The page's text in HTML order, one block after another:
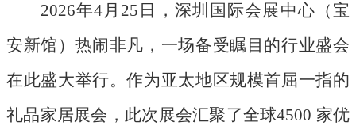
2026年4月25日，深圳国际会展中心（宝
安新馆）热闹非凡，一场备受瞩目的行业盛会
在此盛大举行。作为亚太地区规模首屈一指的
礼品家居展会，此次展会汇聚了全球4500 家优